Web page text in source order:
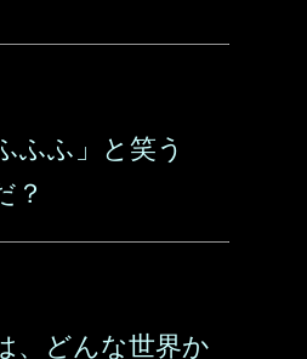
ふふ」と笑う
？
、どんな世界か